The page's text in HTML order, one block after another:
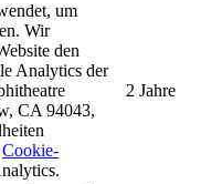
um
Wir
den
Analytics der
CA 94043,
Cookie-
2 Jahre